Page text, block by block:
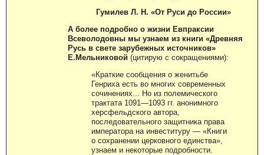
Гумилев Л. Н. «От Руси до России»
А более подробно о жизни Евпраксии
Всеволодовны мы узнаем из книги «Древняя
Русь в свете зарубежных источников»
Е.Мельниковой (цитирую с сокращениями):
«Краткие сообщения о женитьбе
Генриха есть во многих современных
сочинениях... Но из полемического
трактата 1091—1093 гг. анонимного
херсфельдского автора,
последовательного защитника права
императора на инвеституру — «Книги
о сохранении церковного единства»,
узнаем и некоторые подробности.